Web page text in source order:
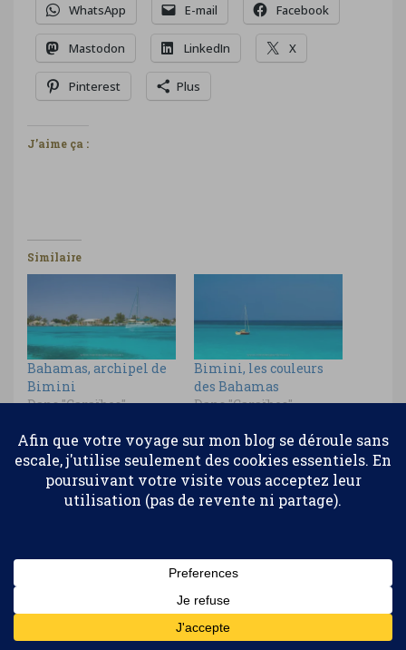
WhatsApp E-mail Facebook
Mastodon LinkedIn X
Pinterest Plus
J’aime ça :
Similaire
Bahamas, archipel de
Bimini
Dans "Caraïbes"
Bimini, les couleurs
des Bahamas
Dans "Caraïbes"
!